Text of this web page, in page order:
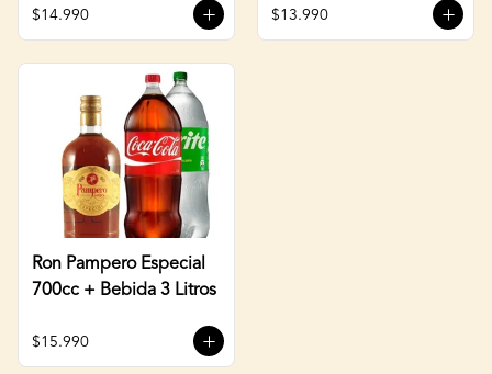
$14.990 $13.990
Ron Pampero Especial
700cc + Bebida 3 Litros
$15.990